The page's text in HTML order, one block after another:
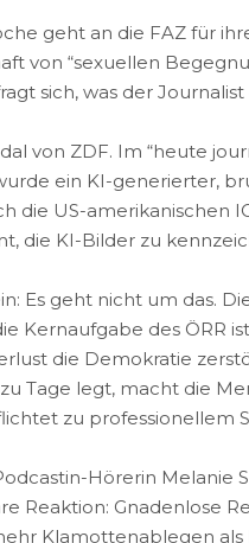
geht an die FAZ für
von “sexuellen
sich, was der
von ZDF. Im “heute
ein KI-generierter,
die US-amerikanischen
die KI-Bilder zu
Es geht nicht um das.
Kernaufgabe des
die Demokratie
Tage legt, macht die
zu professionellem
Hörerin Melanie
Reaktion: Gnadenlose
Klamottenablegen